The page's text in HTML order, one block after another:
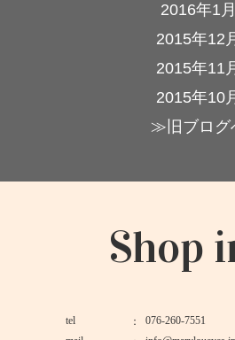
2016年1月
2015年12
2015年11
2015年10
≫旧ブログ
Shop
tel
076-260-7551